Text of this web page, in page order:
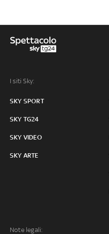
I siti Sky:
SKY SPORT
SKY TG24
SKY VIDEO
SKY ARTE
Note legali: